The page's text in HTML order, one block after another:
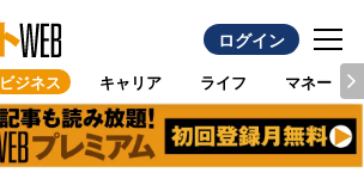
ログイン
ビジネス キャリア ライフ マネー